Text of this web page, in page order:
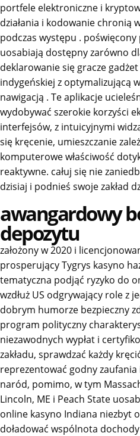
portfele elektroniczne i
działania i kodowanie chronią
podczas występu .
uosabiają dostępny zarówno
deklarowanie się gracze
indygeńskiej z optymalizującą
nawigacją . Te aplikacje
wydobywać szerokie korzyści
interfejsów, z intuicyjnymi
się kręcenie, umieszczanie
komputerowe właściwość
reaktywne. całuj się nie
dzisiaj i podnieś swoje zakład
awangardowy
depozytu
założony w 2020 i
prosperujący Tygrys kasyno
tematyczna podjąć ryzyko do
wzdłuż US odgrywający role z
dobrym humorze bezpieczny
program polityczny
niezawodnych wypłat i
zakładu, sprawdzać każdy
reprezentować godny
naród, pomimo, w tym
Lincoln, ME i Peach State
online kasyno Indiana niezbyt
doładować wspólnota